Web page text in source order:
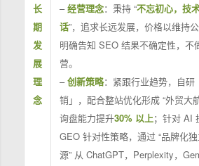
长
期
发
展
理
念
–经营理念：秉持 “不忘初心，技
话”，追求长远发展，价格以维持
明确告知 SEO 结果不确定性，不
营。
–创新策略：紧跟行业趋势，自研
销」，配合整站优化形成 “外贸大
询盘能力提升30% 以上；针对 AI
GEO 针对性策略，通过 “品牌化
源” 从 ChatGPT，Perplexity，